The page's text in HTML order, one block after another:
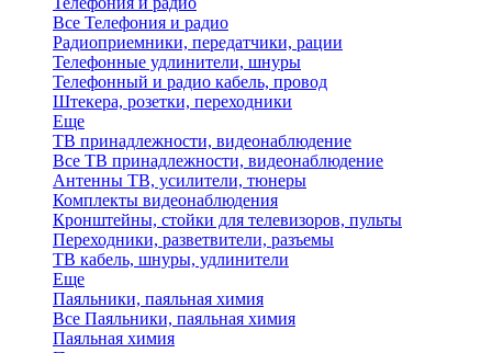
Все Телефония и радио
Радиоприемники, передатчики, рации
Телефонные удлинители, шнуры
Телефонный и радио кабель, провод
Штекера, розетки, переходники
Еще
ТВ принадлежности, видеонаблюдение
Все ТВ принадлежности, видеонаблюдение
Антенны ТВ, усилители, тюнеры
Комплекты видеонаблюдения
Кронштейны, стойки для телевизоров, пульты
Переходники, разветвители, разъемы
ТВ кабель, шнуры, удлинители
Еще
Паяльники, паяльная химия
Все Паяльники, паяльная химия
Паяльная химия